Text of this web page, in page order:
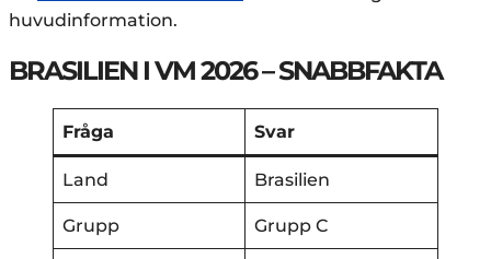
huvudinformation.
BRASILIEN I VM 2026 – SNABBFAKTA
Fråga Svar
Land Brasilien
Grupp Grupp C